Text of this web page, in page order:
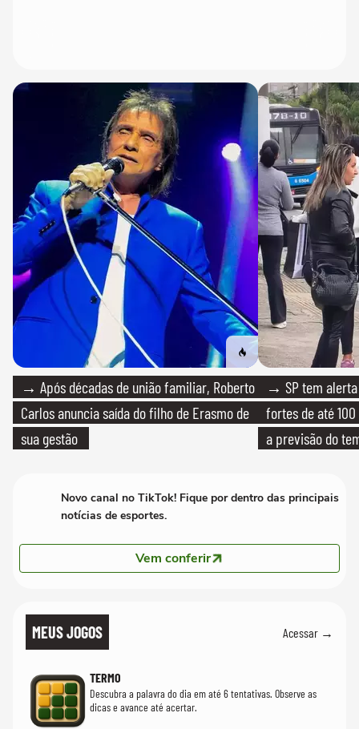
→ Após décadas de união familiar, Roberto
Carlos anuncia saída do filho de Erasmo de
sua gestão
→ SP tem
fortes de até
a previsão do
Novo canal no TikTok! Fique por dentro das principais
notícias de esportes.
Vem conferir
MEUS JOGOS Acessar →
TERMO
Descubra a palavra do dia em até 6 tentativas. Observe as
dicas e avance até acertar.